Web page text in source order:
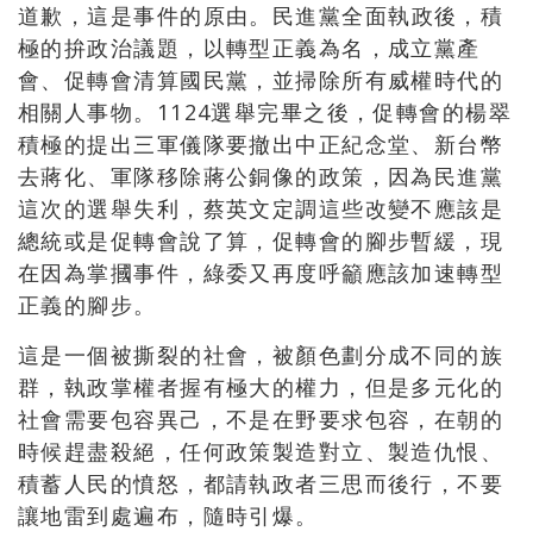
道歉 ，這是事件的原由。 民進黨全面執政後 ， 積
極的拚政治議題 ，以轉型正義為名，成立黨產
會、促轉會清算國民黨，並掃除所有威權時代的
相關人事物。 1124選舉完畢之後 ，促轉會的楊翠
積極的提出三軍儀隊要撤出中正紀念堂、新台幣
去蔣化、軍隊移除蔣公銅像的政策，因為民進黨
這次的選舉失利，蔡英文定調這些改變不應該是
總統或是促轉會說了算，促轉會的腳步暫緩，現
在因為掌摑事件，綠委又再度呼籲應該加速轉型
正義的腳步。
這是一個被撕裂的社會，被顏色劃分成不同的族
群，執政掌權者握有極大的權力，但是多元化的
社會需要包容異己，不是在野要求包容，在朝的
時候趕盡殺絕，任何政策製造對立、製造仇恨、
積蓄人民的憤怒，都請執政者三思而後行，不要
讓地雷到處遍布，隨時引爆。